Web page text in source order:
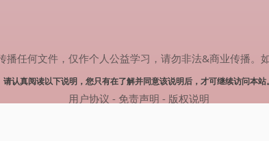
任何文件，仅作个人公益学习，请勿非法&商业传播
请认真阅读以下说明，您只有在了解并同意该说明后，才可继续访问本站。
用户协议 - 免责声明 - 版权说明